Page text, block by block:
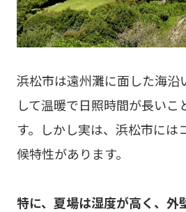
浜松市は遠州灘に面した海沿
して温暖で日照時間が長いこ
す。しかし実は、浜松市には
候特性があります。
特に、夏場は湿度が高く、外